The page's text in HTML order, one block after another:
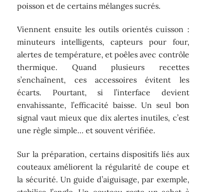
poisson et de certains mélanges sucrés.
Viennent ensuite les outils orientés cuisson :
minuteurs intelligents, capteurs pour four,
alertes de température, et poêles avec contrôle
thermique. Quand plusieurs recettes
s’enchaînent, ces accessoires évitent les
écarts. Pourtant, si l’interface devient
envahissante, l’efficacité baisse. Un seul bon
signal vaut mieux que dix alertes inutiles, c’est
une règle simple… et souvent vérifiée.
Sur la préparation, certains dispositifs liés aux
couteaux améliorent la régularité de coupe et
la sécurité. Un guide d’aiguisage, par exemple,